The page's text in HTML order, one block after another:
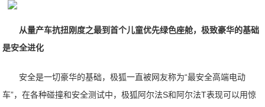
从量产车抗扭刚度之最到首个儿童优先绿色座舱，极致豪华的基础
是安全进化
安全是一切豪华的基础，极狐一直被网友称为“最安全高端电动
车”，在各种碰撞和安全测试中，极狐阿尔法S和阿尔法T表现可以用惊